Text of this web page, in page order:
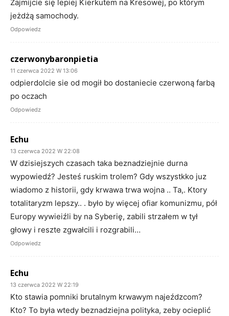
Zajmijcie się lepiej Kierkutem na Kresowej, po którym
jeżdżą samochody.
Odpowiedz
czerwonybaronpietia
11 czerwca 2022 W 13:06
odpierdolcie sie od mogił bo dostaniecie czerwoną farbą
po oczach
Odpowiedz
Echu
13 czerwca 2022 W 22:08
W dzisiejszych czasach taka beznadziejnie durna
wypowiedź? Jesteś ruskim trolem? Gdy wszystkko juz
wiadomo z historii, gdy krwawa trwa wojna .. Ta,. Ktory
totalitaryzm lepszy.. . było by więcej ofiar komunizmu, pół
Europy wywieiźli by na Syberię, zabili strzałem w tył
głowy i reszte zgwałcili i rozgrabili…
Odpowiedz
Echu
13 czerwca 2022 W 22:19
Kto stawia pomniki brutalnym krwawym najeźdzcom?
Kto? To była wtedy beznadziejna polityka, zeby ocieplić